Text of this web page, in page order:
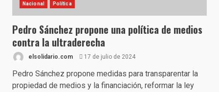
Nacional Política
Pedro Sánchez propone una política de medios
contra la ultraderecha
elsolidario.com 17 de julio de 2024
Pedro Sánchez propone medidas para transparentar la
propiedad de medios y la financiación, reformar la ley